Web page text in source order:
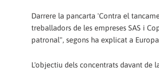
Darrere la pancarta 'Contra el
treballadors de les empreses SAS i
patronal", segons ha explicat a
L'objectiu dels concentrats davant de